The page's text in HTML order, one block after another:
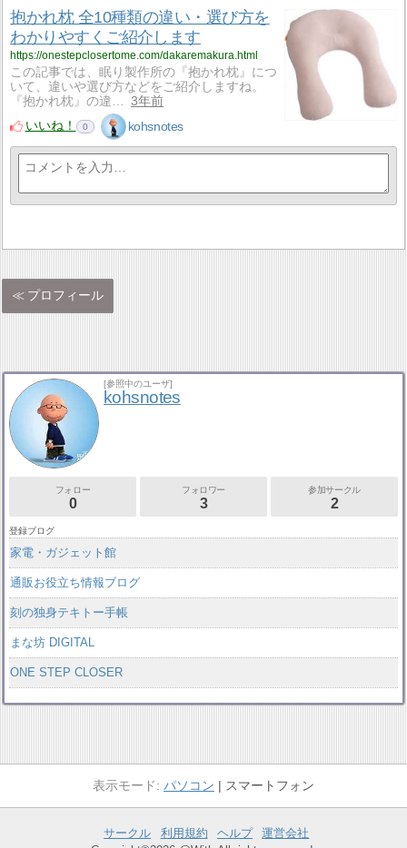
抱かれ枕 全10種類の違い・選び方を
わかりやすくご紹介します
https://onestepclosertome.com/dakaremakura.html
この記事では、眠り製作所の『抱かれ枕』につ
いて、違いや選び方などをご紹介しますね。
『抱かれ枕』の違…
3年前
いいね！
0 kohsnotes
プロフィール
[参照中のユーザ]
kohsnotes
フォロー
0
フォロワー
3
参加サークル
2
登録ブログ
家電・ガジェット館
通販お役立ち情報ブログ
刻の独身テキトー手帳
まな坊 DIGITAL
ONE STEP CLOSER
パソコン スマートフォン
サークル 利用規約 ヘルプ
運営会社